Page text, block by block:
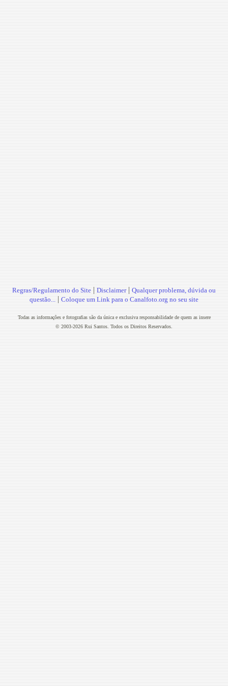
Regras/Regulamento do Site | Disclaimer| Qualquer problema, dúvida ou
questão... | Coloque um Link para o Canalfoto.org no seu site
Todas as informações e fotografias são da única e exclusiva responsabilidade de quem as insere
© 2003-2026 Rui Santos. Todos os Direitos Reservados.